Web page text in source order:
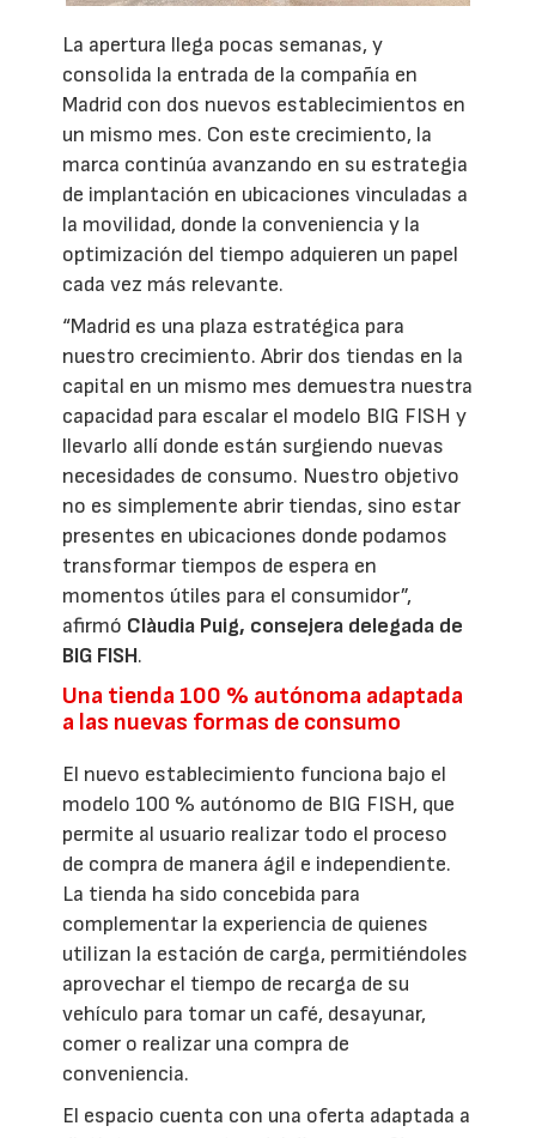
La apertura llega pocas semanas, y
consolida la entrada de la compañía en
Madrid con dos nuevos establecimientos en
un mismo mes. Con este crecimiento, la
marca continúa avanzando en su estrategia
de implantación en ubicaciones vinculadas a
la movilidad, donde la conveniencia y la
optimización del tiempo adquieren un papel
cada vez más relevante.
“Madrid es una plaza estratégica para
nuestro crecimiento. Abrir dos tiendas en la
capital en un mismo mes demuestra nuestra
capacidad para escalar el modelo BIG FISH y
llevarlo allí donde están surgiendo nuevas
necesidades de consumo. Nuestro objetivo
no es simplemente abrir tiendas, sino estar
presentes en ubicaciones donde podamos
transformar tiempos de espera en
momentos útiles para el consumidor”,
afirmó Clàudia Puig, consejera delegada de
BIG FISH.
Una tienda 100 % autónoma adaptada
a las nuevas formas de consumo
El nuevo establecimiento funciona bajo el
modelo 100 % autónomo de BIG FISH, que
permite al usuario realizar todo el proceso
de compra de manera ágil e independiente.
La tienda ha sido concebida para
complementar la experiencia de quienes
utilizan la estación de carga, permitiéndoles
aprovechar el tiempo de recarga de su
vehículo para tomar un café, desayunar,
comer o realizar una compra de
conveniencia.
El espacio cuenta con una oferta adaptada a